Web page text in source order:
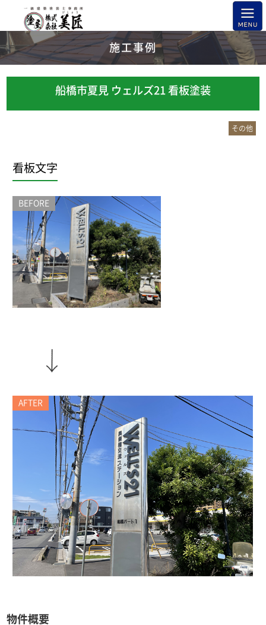
施工事例
船橋市夏見 ウェルズ21 看板塗装
その他
看板文字
BEFORE
AFTER
物件概要